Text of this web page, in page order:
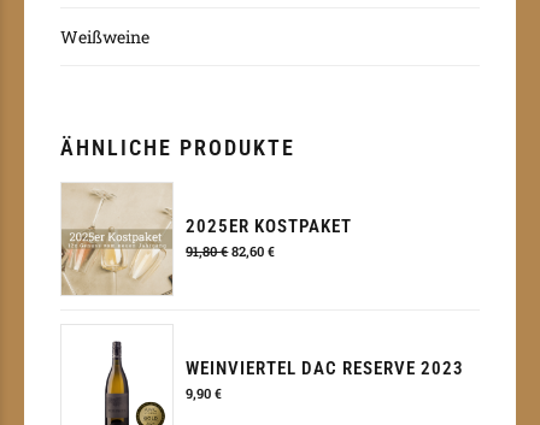
Weißweine
ÄHNLICHE PRODUKTE
2025ER KOSTPAKET
91,80€Ursprünglicher
82,60€Aktueller
WEINVIERTEL DAC RESERVE 2023
9,90€